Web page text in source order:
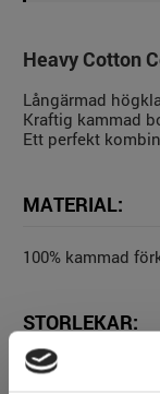
Heavy Cotton
Långärmad
Kraftig kammad
Ett perfekt
MATERIAL:
100% kammad
STORLEKAR:
S-3XL